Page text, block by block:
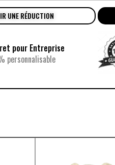
UNE RÉDUCTION
pour Entreprise
personnalisable